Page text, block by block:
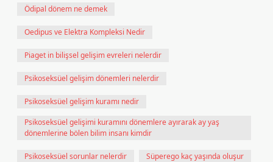
Ödipal dönem ne demek
Oedipus ve Elektra Kompleksi Nedir
Piaget in bilişsel gelişim evreleri nelerdir
Psikoseksüel gelişim dönemleri nelerdir
Psikoseksüel gelişim kuramı nedir
Psikoseksüel gelişimi kuramını dönemlere ayırarak ay yaş
dönemlerine bölen bilim insanı kimdir
Psikoseksüel sorunlar nelerdir Süperego kaç yaşında oluşur